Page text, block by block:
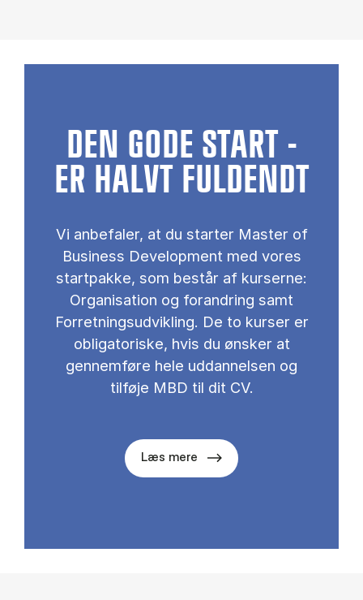
DEN GODE START -
ER HALVT FULDENDT
Vi anbefaler, at du starter Master of
Business Development med vores
startpakke, som består af kurserne:
Organisation og forandring samt
Forretningsudvikling. De to kurser er
obligatoriske, hvis du ønsker at
gennemføre hele uddannelsen og
tilføje MBD til dit CV.
Læs mere